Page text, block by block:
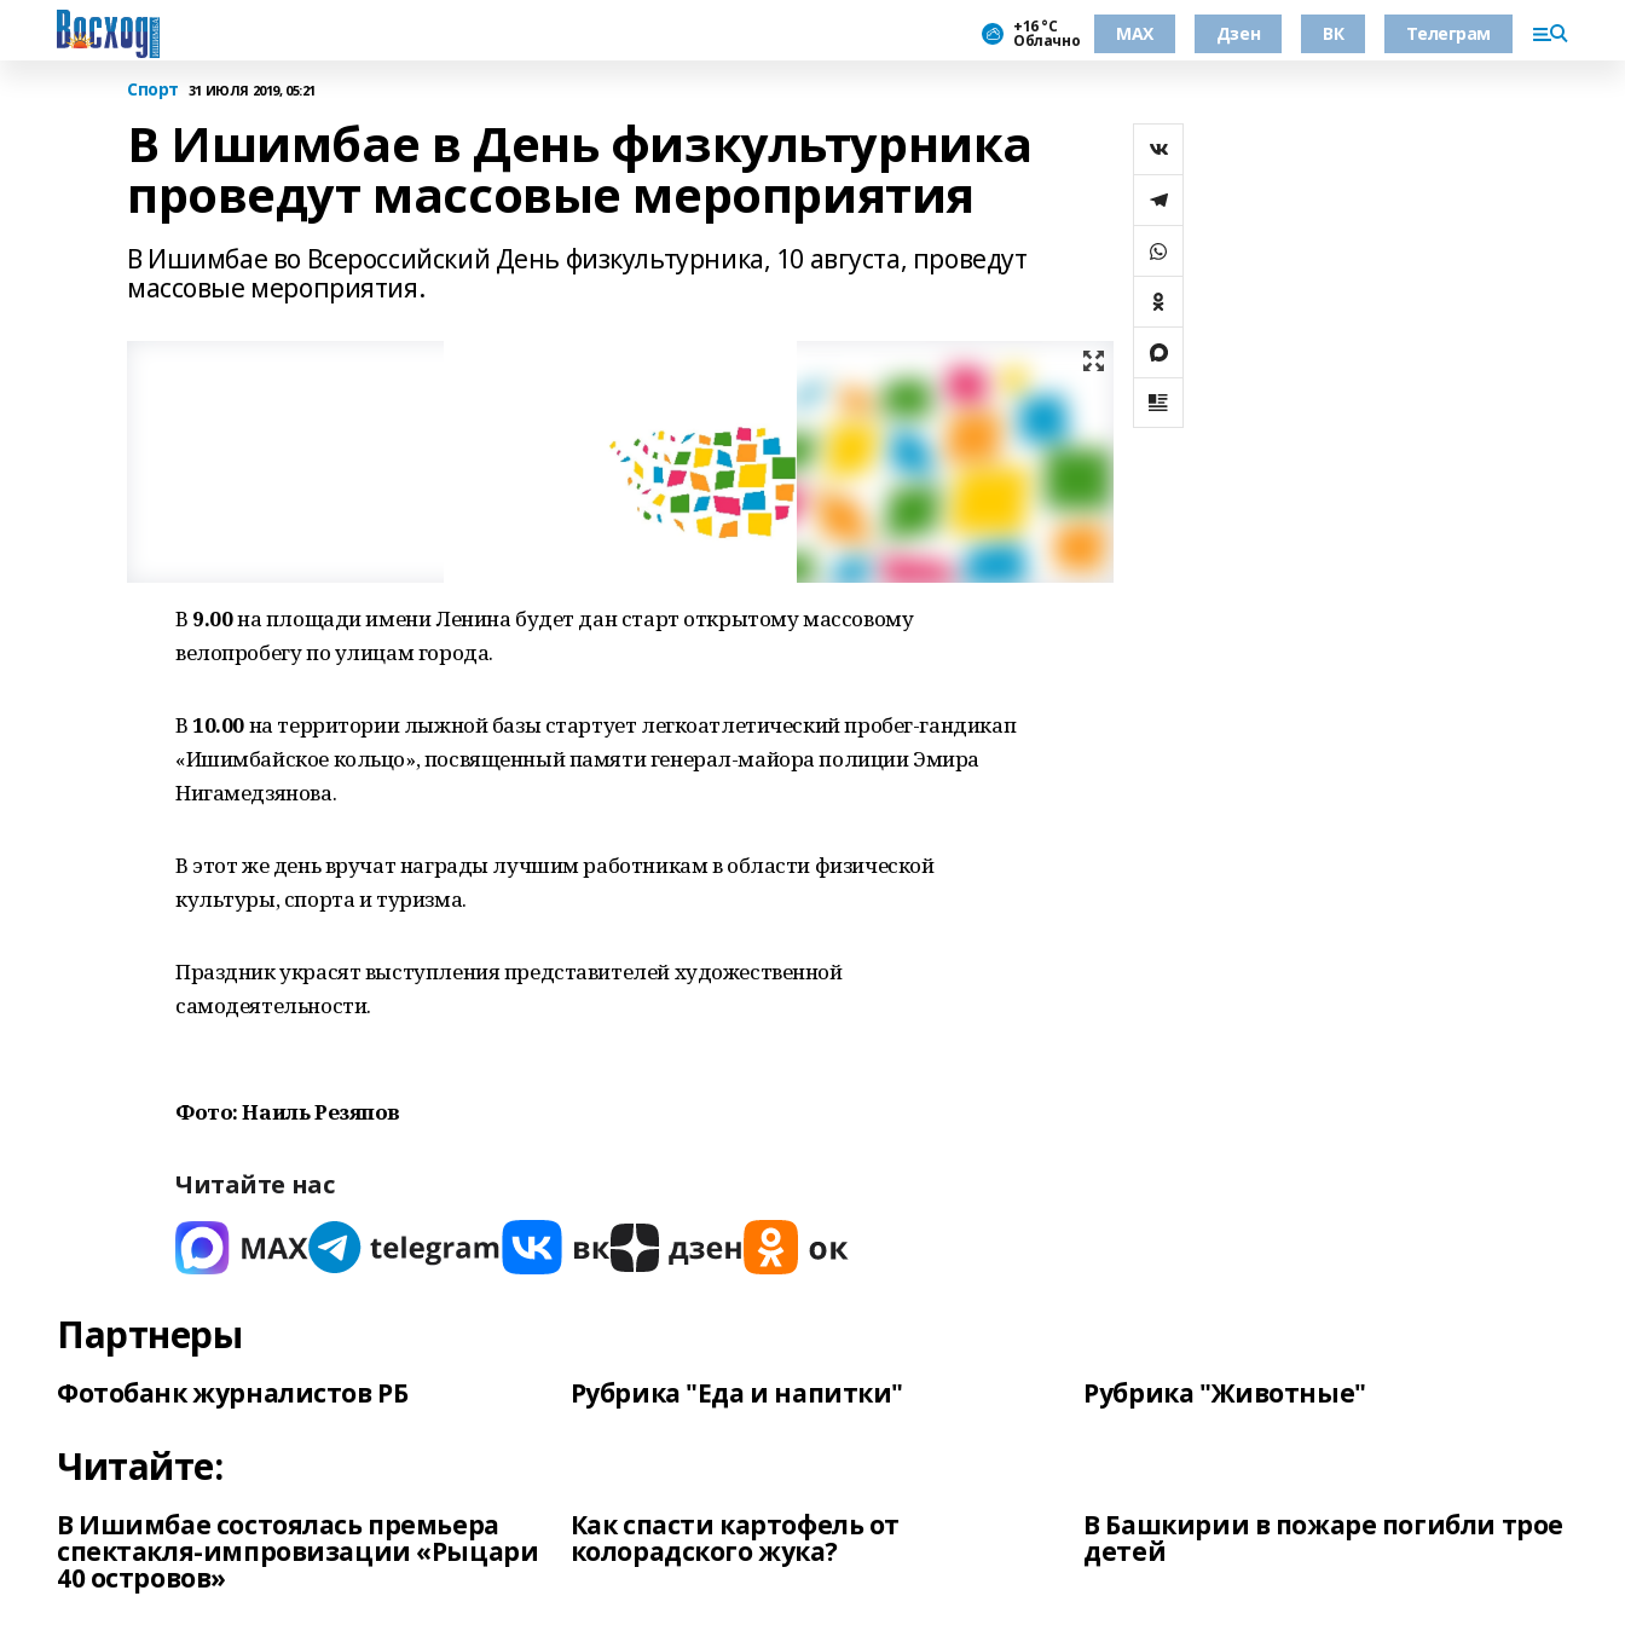
+16 °С
Облачно МАХ Дзен ВК Телеграм
Спорт 31 ИЮЛЯ 2019, 05:21
В Ишимбае в День физкультурника
проведут массовые мероприятия
В Ишимбае во Всероссийский День физкультурника, 10 августа, проведут
массовые мероприятия.
В 9.00на площади имени Ленина будет дан старт открытому массовому
велопробегу по улицам города.
В 10.00на территории лыжной базы стартует легкоатлетический пробег-гандикап
«Ишимбайское кольцо», посвященный памяти генерал-майора полиции Эмира
Нигамедзянова.
В этот же день вручат награды лучшим работникам в области физической
культуры, спорта и туризма.
Праздник украсят выступления представителей художественной
самодеятельности.
Фото: Наиль Резяпов
Читайте нас
Партнеры
Фотобанк журналистов РБ Рубрика "Еда и напитки" Рубрика "Животные"
Читайте:
В Ишимбае состоялась премьера
спектакля-импровизации «Рыцари
40 островов»
Как спасти картофель от
колорадского жука?
В Башкирии в пожаре погибли трое
детей